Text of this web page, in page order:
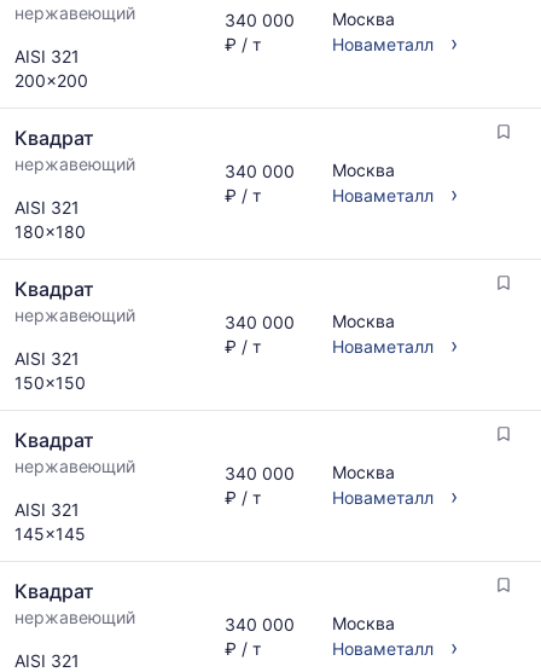
нержавеющий
AISI 321
200x200
340 000
₽ / т
Москва
Новаметалл
›
Квадрат
нержавеющий
AISI 321
180x180
340 000
₽ / т
Москва
Новаметалл
›
Квадрат
нержавеющий
AISI 321
150x150
340 000
₽ / т
Москва
Новаметалл
›
Квадрат
нержавеющий
AISI 321
145x145
340 000
₽ / т
Москва
Новаметалл
›
Квадрат
нержавеющий
AISI 321
340 000
₽ / т
Москва
Новаметалл
›